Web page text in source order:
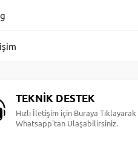
TEKNİK DESTEK
Hızlı İletişim için Buraya Tıklayarak
Whatsapp'tan Ulaşabilirsiniz.